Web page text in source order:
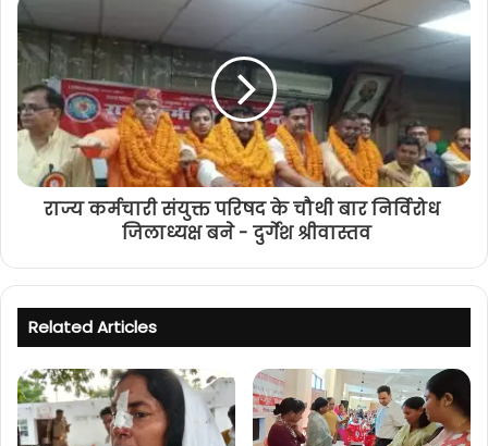
राज्य कर्मचारी संयुक्त परिषद के चौथी बार निर्विरोध
जिलाध्यक्ष बने - दुर्गेश श्रीवास्तव
Related Articles